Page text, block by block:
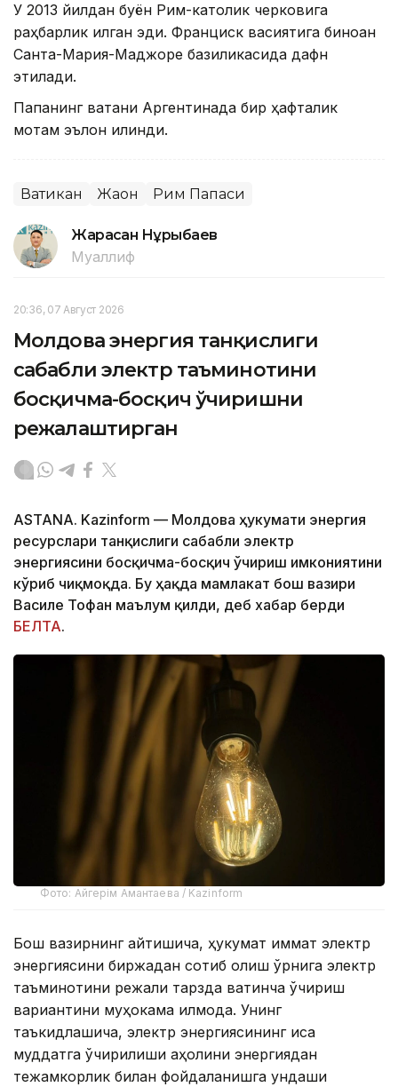
У 2013 йилдан буён Рим-католик черковига
раҳбарлик қилган эди. Франциск васиятига биноан
Санта-Мария-Маджоре базиликасида дафн
этилади.
Папанинг ватани Аргентинада бир ҳафталик
мотам эълон қилинди.
Ватикан Жаҳон Рим Папаси
Жарасқан Нұрыбаев
Муаллиф
20:36, 07 Август 2026
Молдова энергия танқислиги
сабабли электр таъминотини
босқичма-босқич ўчиришни
режалаштирган
ASTANA. Kazinform — Молдова ҳукумати энергия
ресурслари танқислиги сабабли электр
энергиясини босқичма-босқич ўчириш имкониятини
кўриб чиқмоқда. Бу ҳақда мамлакат бош вазири
Василе Тофан маълум қилди, деб хабар берди
БЕЛТА.
Фото: Айгерім Амантаева / Kazinform
Бош вазирнинг айтишича, ҳукумат қиммат электр
энергиясини биржадан сотиб олиш ўрнига электр
таъминотини режали тарзда вақтинча ўчириш
вариантини муҳокама қилмоқда. Унинг
таъкидлашича, электр энергиясининг қисқа
муддатга ўчирилиши аҳолини энергиядан
тежамкорлик билан фойдаланишга ундаши